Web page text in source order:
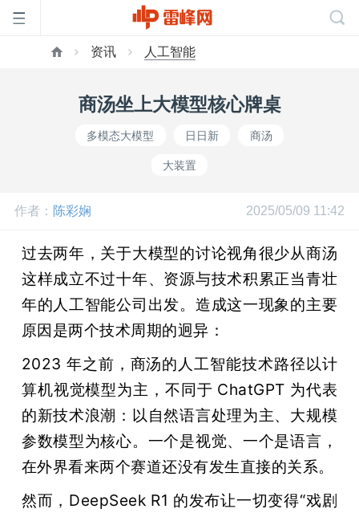
峰
网
公
开
课
活
动
资讯 人工智能
商汤坐上大模型核心牌桌
多模态大模型 日日新 商汤
大装置
作者： 陈彩娴 2025/05/09 11:42
过去两年，关于大模型的讨论视角很少从商汤
这样成立不过十年、资源与技术积累正当青壮
年的人工智能公司出发。造成这一现象的主要
原因是两个技术周期的迥异：
2023 年之前，商汤的人工智能技术路径以计
算机视觉模型为主，不同于 ChatGPT 为代表
的新技术浪潮：以自然语言处理为主、大规模
参数模型为核心。一个是视觉、一个是语言，
在外界看来两个赛道还没有发生直接的关系。
然而，DeepSeek R1 的发布让一切变得“戏剧